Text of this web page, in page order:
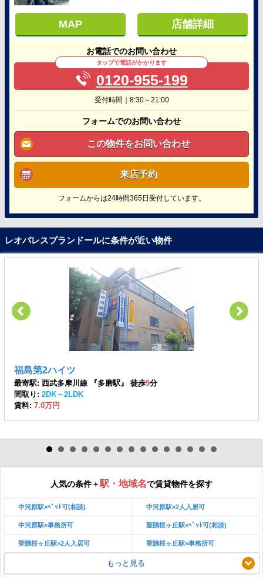
MAP 店舗詳細
お電話でのお問い合わせ
タップで電話がかかります
0120-955-199
受付時間｜8:30～21:00
フォームでのお問い合わせ
この物件をお問い合わせ
来店予約
フォームからは24時間365日受付しています。
レオパレスプランドールに条件が近い物件
福島第2ハイツ
最寄駅: 西武多摩川線 『多磨駅』 徒歩9分
間取り: 2DK～2LDK
賃料: 7.0万円
人気の条件＋駅・地域名で賃貸物件を探す
中河原駅×ﾍﾟｯﾄ可(相談) 中河原駅×2人入居可
中河原駅×事務所可 聖蹟桜ヶ丘駅×ﾍﾟｯﾄ可(相談)
聖蹟桜ヶ丘駅×2人入居可 聖蹟桜ヶ丘駅×事務所可
もっと見る